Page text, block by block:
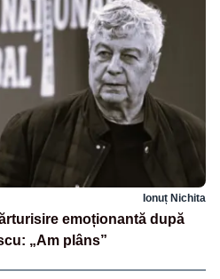
Ionuț Nichita
emoționantă după
„Am plâns”